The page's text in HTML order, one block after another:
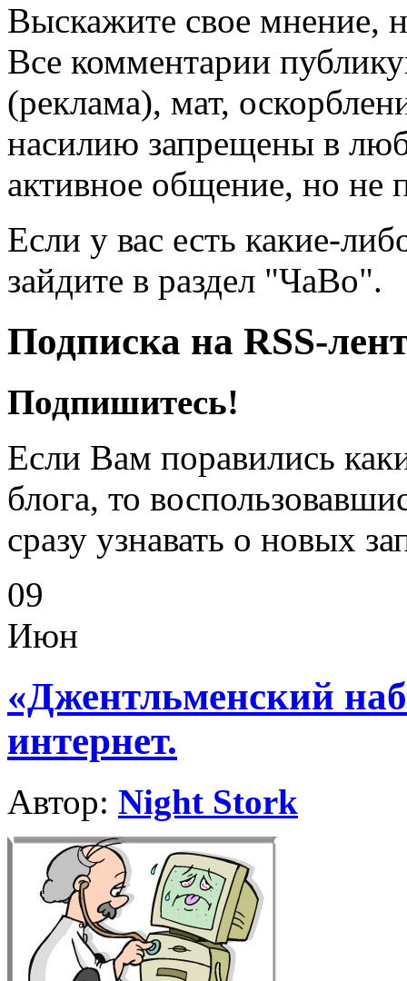
Выскажите свое мнение,
Все комментарии
(реклама), мат,
насилию запрещены в
активное общение, но не
Если у вас есть какие-
зайдите в раздел "ЧаВо".
Подписка на RSS-
Подпишитесь!
Если Вам поравились
блога, то
сразу узнавать о новых
09
Июн
«Джентльменский
интернет.
Автор: Night Stork